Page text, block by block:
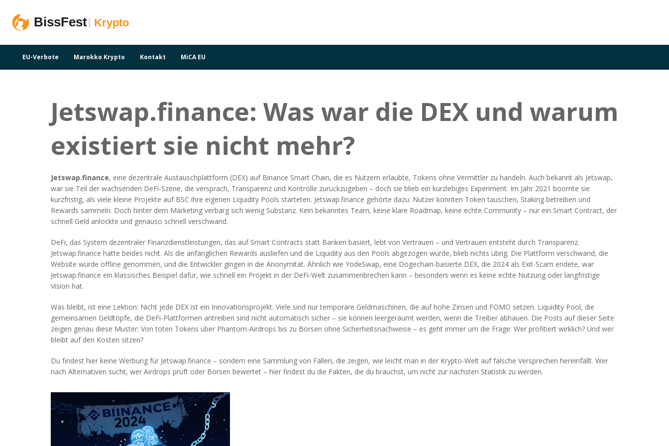
EU-Verbote Marokko Krypto Kontakt MiCA EU
Jetswap.finance: Was war die DEX und warum
existiert sie nicht mehr?
Jetswap.finance, eine dezentrale Austauschplattform (DEX) auf Binance Smart Chain, die es Nutzern erlaubte, Tokens ohne Vermittler zu handeln. Auch bekannt als Jetswap,
war sie Teil der wachsenden DeFi-Szene, die versprach, Transparenz und Kontrolle zurückzugeben – doch sie blieb ein kurzlebiges Experiment. Im Jahr 2021 boomte sie
kurzfristig, als viele kleine Projekte auf BSC ihre eigenen Liquidity Pools starteten. Jetswap.finance gehörte dazu: Nutzer konnten Token tauschen, Staking betreiben und
Rewards sammeln. Doch hinter dem Marketing verbarg sich wenig Substanz. Kein bekanntes Team, keine klare Roadmap, keine echte Community – nur ein Smart Contract, der
schnell Geld anlockte und genauso schnell verschwand.
DeFi, das System dezentraler Finanzdienstleistungen, das auf Smart Contracts statt Banken basiert, lebt von Vertrauen – und Vertrauen entsteht durch Transparenz.
Jetswap.finance hatte beides nicht. Als die anfänglichen Rewards ausliefen und die Liquidity aus den Pools abgezogen wurde, blieb nichts übrig. Die Plattform verschwand, die
Website wurde offline genommen, und die Entwickler gingen in die Anonymität. Ähnlich wie YodeSwap, eine Dogechain-basierte DEX, die 2024 als Exit-Scam endete, war
Jetswap.finance ein klassisches Beispiel dafür, wie schnell ein Projekt in der DeFi-Welt zusammenbrechen kann – besonders wenn es keine echte Nutzung oder langfristige
Vision hat.
Was bleibt, ist eine Lektion: Nicht jede DEX ist ein Innovationsprojekt. Viele sind nur temporäre Geldmaschinen, die auf hohe Zinsen und FOMO setzen. Liquidity Pool, die
gemeinsamen Geldtöpfe, die DeFi-Plattformen antreiben sind nicht automatisch sicher – sie können leergeräumt werden, wenn die Treiber abhauen. Die Posts auf dieser Seite
zeigen genau diese Muster: Von toten Tokens über Phantom-Airdrops bis zu Börsen ohne Sicherheitsnachweise – es geht immer um die Frage: Wer profitiert wirklich? Und wer
bleibt auf den Kosten sitzen?
Du findest hier keine Werbung für Jetswap.finance – sondern eine Sammlung von Fällen, die zeigen, wie leicht man in der Krypto-Welt auf falsche Versprechen hereinfällt. Wer
nach Alternativen sucht, wer Airdrops prüft oder Börsen bewertet – hier findest du die Fakten, die du brauchst, um nicht zur nächsten Statistik zu werden.